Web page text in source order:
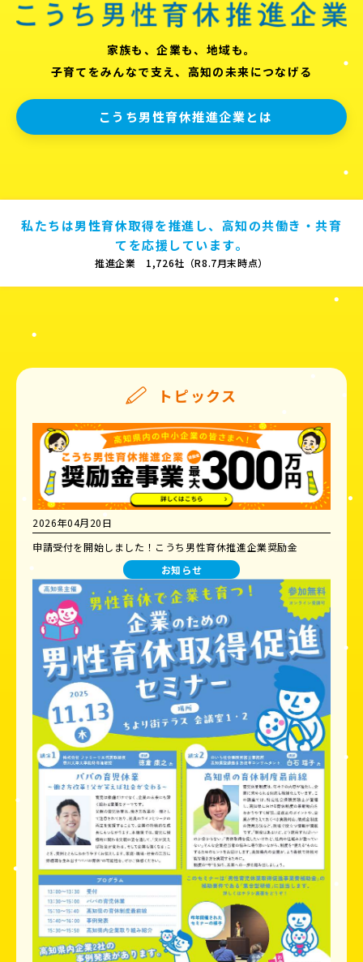
家族も、企業も、地域も。
子育てをみんなで支え、高知の未来につなげる
こうち男性育休推進企業とは
私たちは男性育休取得を推進し、高知の共働き・共育
てを応援しています。
推進企業 1,726社（R8.7月末時点）
トピックス
2026年04月20日
申請受付を開始しました！こうち男性育休推進企業奨励金
お知らせ